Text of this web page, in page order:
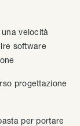
velocità
software
progettazione
per portare